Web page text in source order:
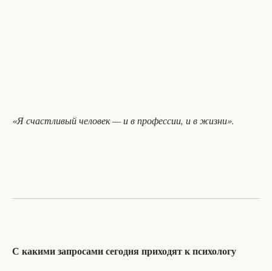
«Я счастливый человек — и в профессии, и в жизни».
С какими запросами сегодня приходят к психологу